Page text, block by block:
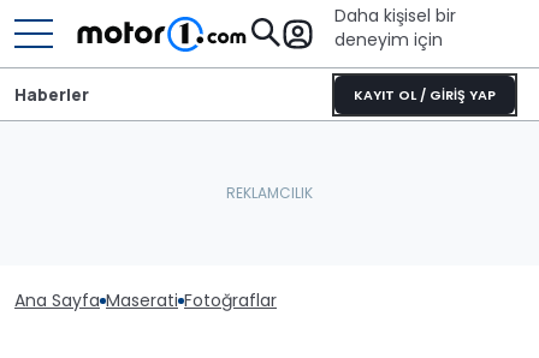
Daha kişisel bir
deneyim için
KAYIT OL / GİRİŞ YAP
Haberler
Ana Sayfa Maserati Fotoğraflar